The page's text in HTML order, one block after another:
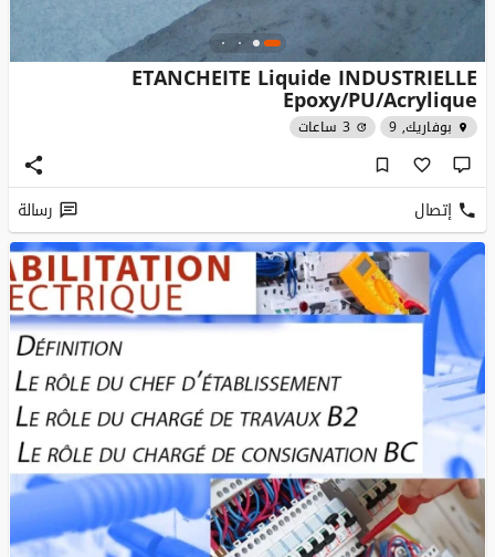
ETANCHEITE Liquide INDUSTRIELLE
Epoxy/PU/Acrylique
بوفاريك, 9 3 ساعات
إتصال رسالة